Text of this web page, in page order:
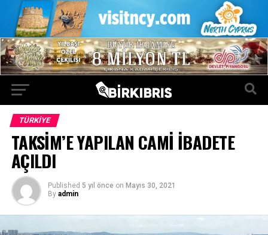
TÜRKIYE
TAKSİM’E YAPILAN CAMİ İBADETE
AÇILDI
Published 5 yıl önce on Mayıs 30, 2021
By admin